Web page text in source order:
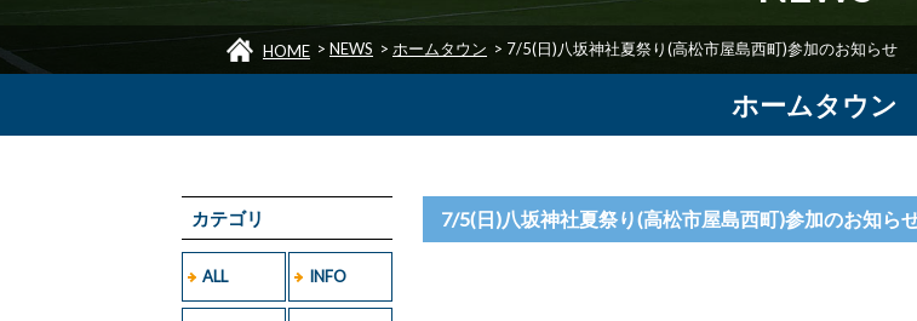
HOME > NEWS > ホームタウン > 7/5(日)八坂神社夏祭り(高松市屋島西町)参加のお知らせ
ホームタウン
カテゴリ
ALL INFO
7/5(日)八坂神社夏祭り(高松市屋島西町)参加のお知ら